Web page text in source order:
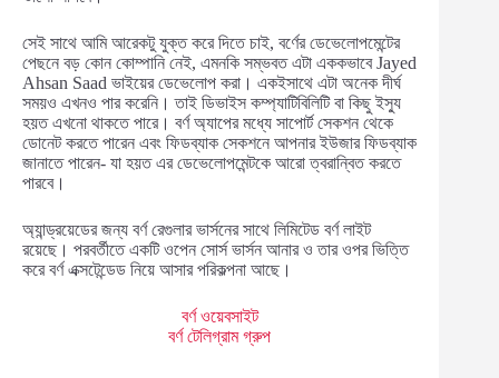
সেই সাথে আমি আরেকটু যুক্ত করে দিতে চাই, বর্ণের ডেভেলোপমেন্টের
পেছনে বড় কোন কোম্পানি নেই, এমনকি সম্ভবত এটা এককভাবে Jayed
Ahsan Saad ভাইয়ের ডেভেলোপ করা। একইসাথে এটা অনেক দীর্ঘ
সময়ও এখনও পার করেনি। তাই ডিভাইস কম্প্যাটিবিলিটি বা কিছু ইস্যু
হয়ত এখনো থাকতে পারে। বর্ণ অ্যাপের মধ্যে সাপোর্ট সেকশন থেকে
ডোনেট করতে পারেন এবং ফিডব্যাক সেকশনে আপনার ইউজার ফিডব্যাক
জানাতে পারেন- যা হয়ত এর ডেভেলোপমেন্টকে আরো ত্বরান্বিত করতে
পারবে।
অ্যান্ড্রয়েডের জন্য বর্ণ রেগুলার ভার্সনের সাথে লিমিটেড বর্ণ লাইট
রয়েছে। পরবর্তীতে একটি ওপেন সোর্স ভার্সন আনার ও তার ওপর ভিত্তি
করে বর্ণ এক্সটেন্ডেড নিয়ে আসার পরিকল্পনা আছে।
বর্ণ ওয়েবসাইট
বর্ণ টেলিগ্রাম গ্রুপ